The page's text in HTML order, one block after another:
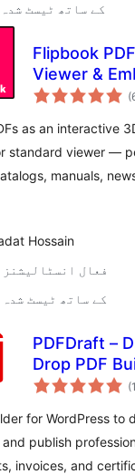
6.7.6 کے ساتھ ٹیسٹ شدہ
Flipbook PDF
Viewer &
as an interactive
standard viewer —
manuals,
Hossain
200+ فعال انسٹالیشنز
7.0.3 کے ساتھ ٹیسٹ شدہ
PDFDraft –
Drop PDF
PDF Viewer,
Certificate &
Invoice
(1
for WordPress to
publish
invoices, and